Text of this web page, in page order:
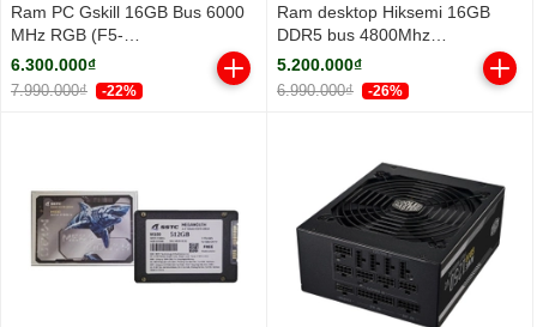
Ram PC Gskill 16GB Bus 6000
MHz RGB (F5-
6000J3636F16GX1-TZ5RK)
6.300.000₫
7.990.000₫ -22%
Ram desktop Hiksemi 16GB
DDR5 bus 4800Mhz
(HSC516U48Z1-16G)
5.200.000₫
6.990.000₫ -26%